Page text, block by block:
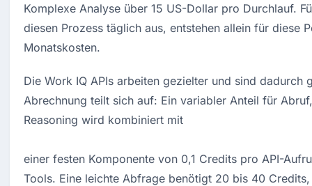
Komplexe Analyse über 15 US-Dollar pro Durchlauf.
diesen Prozess täglich aus, entstehen allein für diese
Monatskosten.
Die Work IQ APIs arbeiten gezielter und sind dadurch
Abrechnung teilt sich auf: Ein variabler Anteil für
Reasoning wird kombiniert mit
einer festen Komponente von 0,1 Credits pro API-
Tools. Eine leichte Abfrage benötigt 20 bis 40